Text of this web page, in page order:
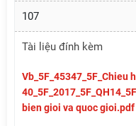
107
Tài liệu đính kèm
Vb_5F_45347_5F_Chieu
bien gioi va quoc gioi.pdf